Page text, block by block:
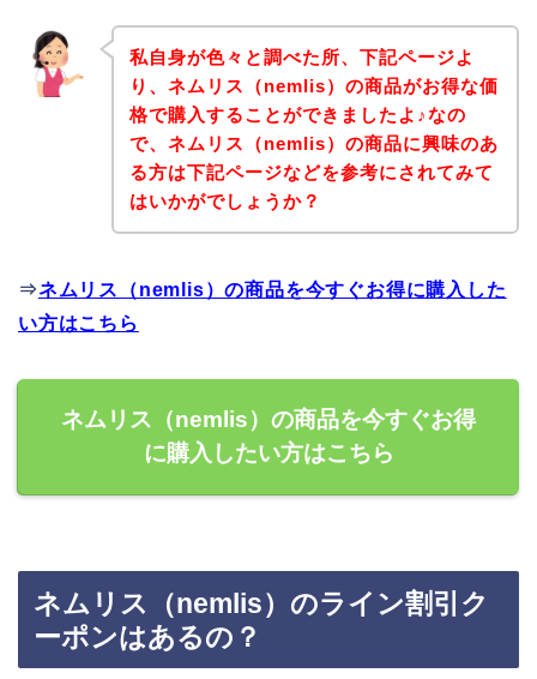
私自身が色々と調べた所、下記ページよ
り、ネムリス（nemlis）の商品がお得な価
格で購入することができましたよ♪なの
で、ネムリス（nemlis）の商品に興味のあ
る方は下記ページなどを参考にされてみて
はいかがでしょうか？
⇒ネムリス（nemlis）の商品を今すぐお得に購入した
い方はこちら
ネムリス（nemlis）の商品を今すぐお得
に購入したい方はこちら
ネムリス（nemlis）のライン割引ク
ーポンはあるの？